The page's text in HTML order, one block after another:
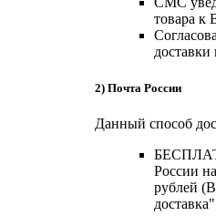
товара к
доставки
2) Почта России
Данный способ
России
рублей